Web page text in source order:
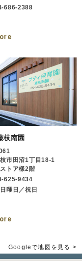
686-2388
枝南園
市田沼1丁目18-1
トア様2階
625-9434
曜日／祝日
Googleで地図を見る >